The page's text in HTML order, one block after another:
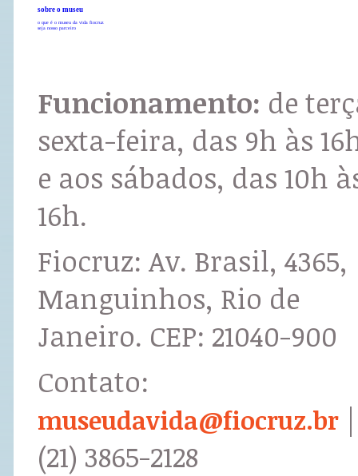
sobre o museu
o que é o museu da vida fiocruz
seja nosso parceiro
Funcionamento: de
sexta-feira, das 9h às
e aos sábados, das 10h
16h.
Fiocruz: Av. Brasil, 4365,
Manguinhos, Rio de
Janeiro. CEP: 21040-900
Contato:
museudavida@fiocruz.br |
(21) 3865-2128